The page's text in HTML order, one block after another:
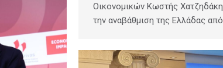
Οικονομικών Κωστής
την αναβάθμιση της Ελλάδας